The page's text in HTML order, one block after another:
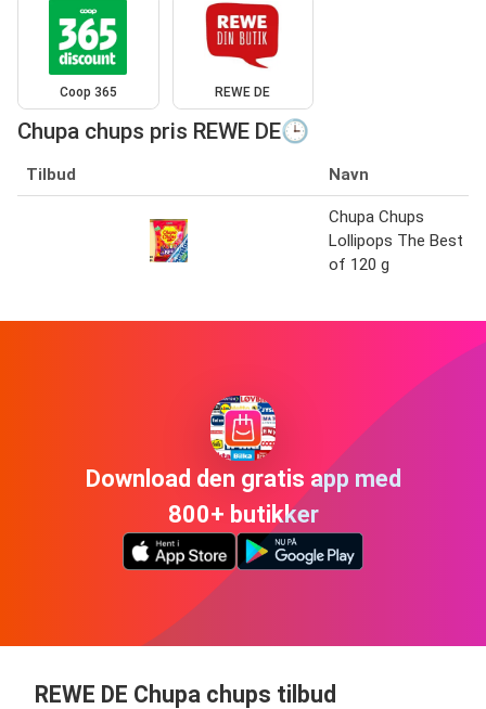
Coop 365 REWE DE
Chupa chups pris REWE DE🕒
Tilbud Navn
Chupa Chups
Lollipops The Best
of 120 g
Download den gratis app med
800+ butikker
REWE DE Chupa chups tilbud